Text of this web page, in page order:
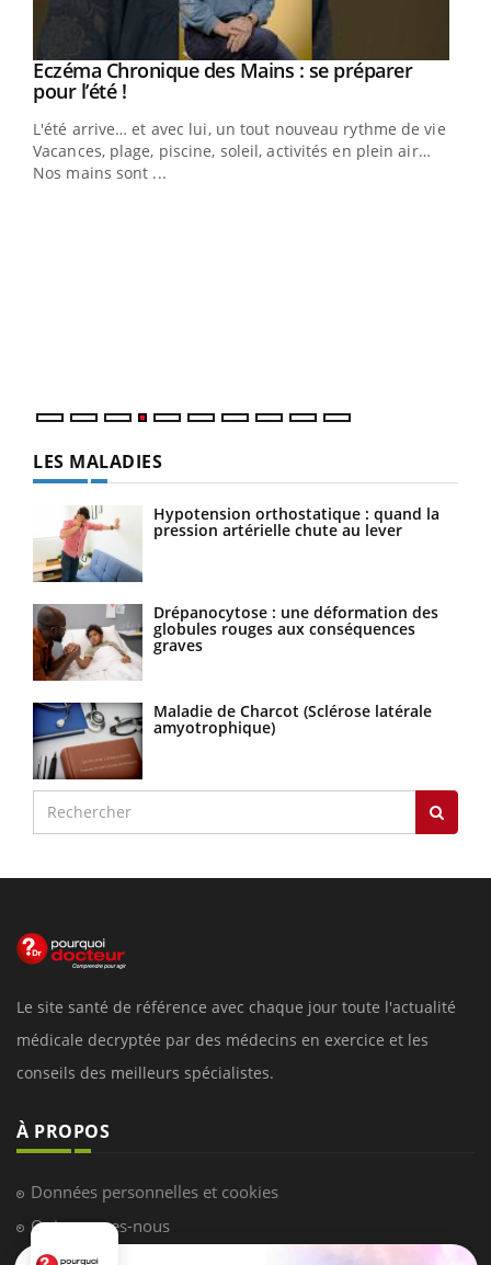
Youtube
Eczéma Chronique des Mains : se préparer
pour l’été !Youtube
L'été arrive… et avec lui, un tout nouveau rythme de vie !
Vacances, plage, piscine, soleil, activités en plein air…
Nos mains sont ...
LES MALADIES
Hypotension orthostatique : quand la
pression artérielle chute au lever
Drépanocytose : une déformation des
globules rouges aux conséquences
graves
Maladie de Charcot (Sclérose latérale
amyotrophique)
Le site santé de référence avec chaque jour toute l'actualité
médicale decryptée par des médecins en exercice et les
conseils des meilleurs spécialistes.
À PROPOS
Données personnelles et cookies
Qui sommes-nous
Conditions d'utilisation